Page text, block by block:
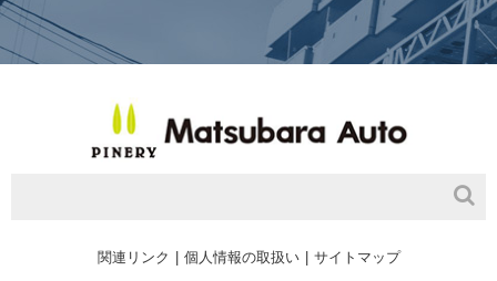
関連リンク 個人情報の取扱い サイトマップ